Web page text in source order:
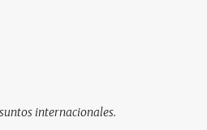
internacionales.